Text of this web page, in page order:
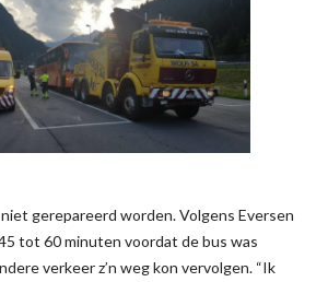
gerepareerd worden. Volgens Eversen
tot 60 minuten voordat de bus was
verkeer z’n weg kon vervolgen. “Ik